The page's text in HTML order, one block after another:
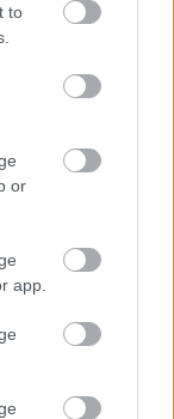
to
or
app.
przyciśnij ESC,